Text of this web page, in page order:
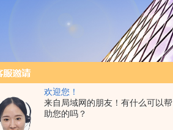
欢迎您！
来自局域网的朋友！有什么可以帮
助您的吗？